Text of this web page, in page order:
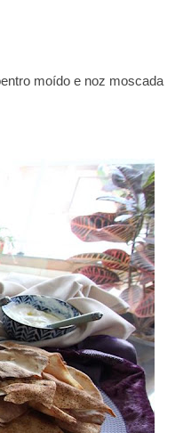
moído e noz moscada